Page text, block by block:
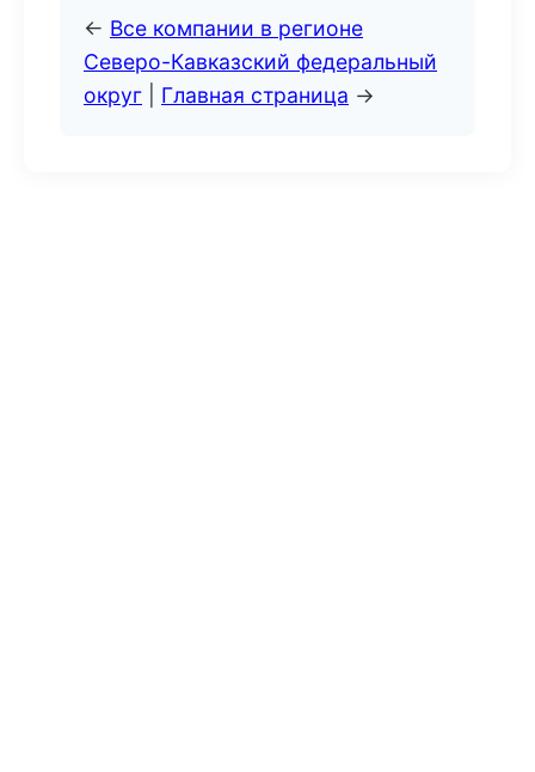
← Все компании в регионе
Северо-Кавказский федеральный
округ
Главная страница →